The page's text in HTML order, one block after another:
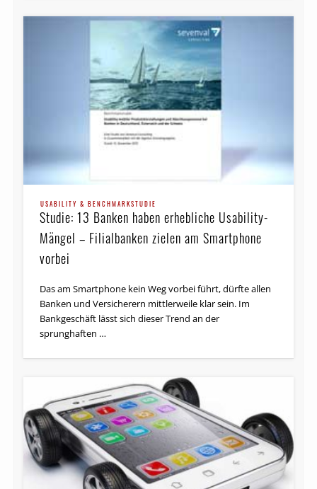
USABILITY & BENCHMARKSTUDIE
Studie: 13 Banken haben erhebliche Usability-
Mängel – Filialbanken zielen am Smartphone
vorbei
Das am Smartphone kein Weg vorbei führt, dürfte allen
Banken und Versicherern mittlerweile klar sein. Im
Bankgeschäft lässt sich dieser Trend an der
sprunghaften …